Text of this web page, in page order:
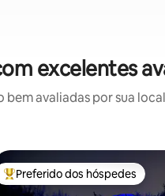
excelentes
avaliadas por sua
Entre os melhores preferidos
Preferido dos hóspedes